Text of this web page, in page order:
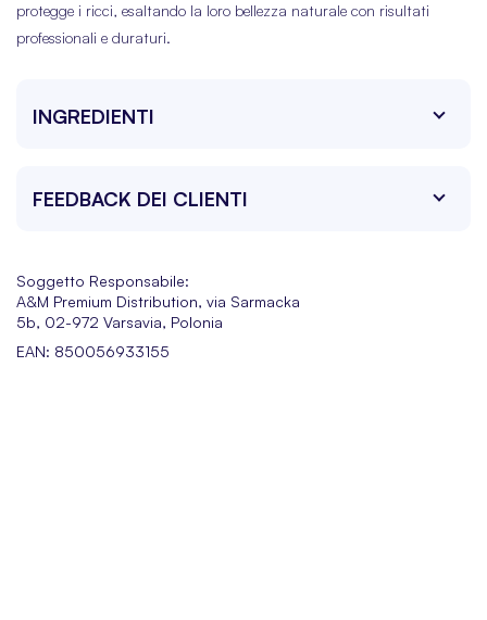
protegge i ricci, esaltando la loro bellezza naturale con risultati
professionali e duraturi.
INGREDIENTI
FEEDBACK DEI CLIENTI
Soggetto Responsabile:
A&M Premium Distribution, via Sarmacka
5b, 02-972 Varsavia, Polonia
EAN: 850056933155